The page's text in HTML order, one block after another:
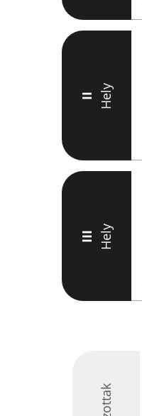
II Hely
III Hely